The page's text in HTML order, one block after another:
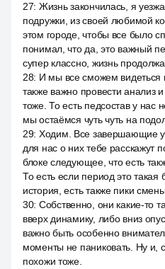
27: Жизнь закончилась, я
подружки, из своей любимой
этом городе, чтобы все было
понимал, что да, это важный
супер классно, жизнь
28: И мы все сможем
также важно провести анализ
тоже. То есть педсостав у нас
мы остаёмся чуть чуть на
29: Ходим. Все завершающие
для нас о них тебе
блоке следующее, что есть
То есть если период это
история, есть также пики смены.
30: Собственно, они какие-то
вверх динамику, либо вниз
важно быть особенно
моменты не паниковать. Ну и,
похожи тоже.